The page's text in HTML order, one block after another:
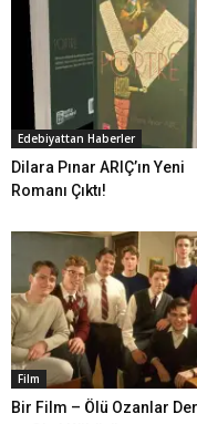
Edebiyattan Haberler
Dilara Pınar ARIÇ’ın Yeni
Romanı Çıktı!
Film
Bir Film – Ölü Ozanlar